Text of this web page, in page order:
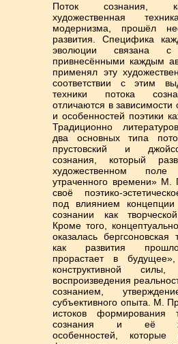
Поток сознания,
художественная
модернизма, прошёл
развития. Специфика
эволюции связана с
привнесёнными каждым
применял эту
соответствии с этим
техники потока
отличаются в зависимости
и особенностей поэтики
Традиционно
два основных типа
прустовский и
сознания, который
художественном
утраченного времени» М.
своё поэтико-
под влиянием
сознании как
Кроме того,
оказалась бергсоновская
как развития
прорастает в
конструктивной
воспроизведения
сознанием,
субъективного опыта. М.
истоков формирования
сознания и её
особенностей,